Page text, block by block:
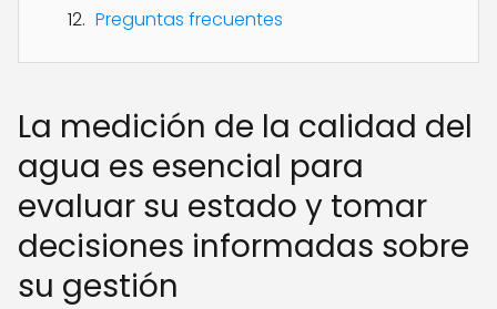
Preguntas frecuentes
La medición de la calidad del
agua es esencial para
evaluar su estado y tomar
decisiones informadas sobre
su gestión